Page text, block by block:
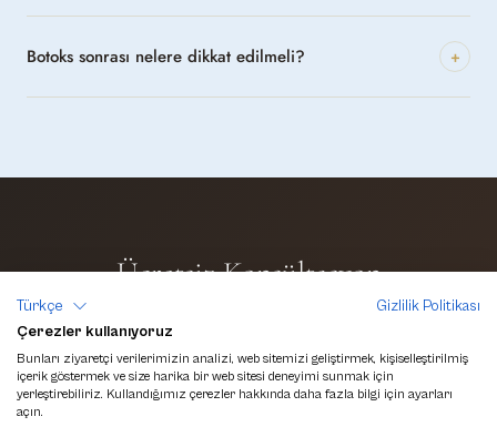
Botoks sonrası nelere dikkat edilmeli? +
Ücretsiz Konsültasyon
Kişisel yüz analizi ve güncel fiyat bilgisi için bizimle iletişime geçin
Türkçe
Gizlilik Politikası
Çerezler kullanıyoruz
Bunları ziyaretçi verilerimizin analizi, web sitemizi geliştirmek, kişiselleştirilmiş
içerik göstermek ve size harika bir web sitesi deneyimi sunmak için
yerleştirebiliriz. Kullandığımız çerezler hakkında daha fazla bilgi için ayarları
açın.